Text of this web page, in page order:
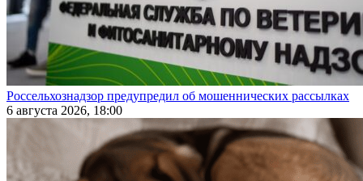
Россельхознадзор предупредил об мошеннических рассылках
6 августа 2026, 18:00